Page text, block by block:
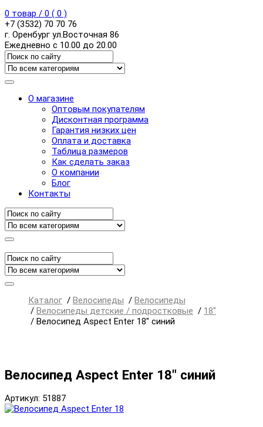
0 товар / 0 ( 0 )
+7 (3532) 70 70 76
г. Оренбург ул.Восточная 86
Ежедневно с 10.00 до 20.00
О магазине
Оптовым покупателям
Дисконтная программа
Гарантия низких цен
Оплата и доставка
Таблица размеров
Как сделать заказ
О компании
Блог
Контакты
Каталог / Велосипеды / Велосипеды
/ Велосипеды детские / подростковые / 18"
/ Велосипед Aspect Enter 18" синий
Велосипед Aspect Enter 18" синий
Артикул: 51887